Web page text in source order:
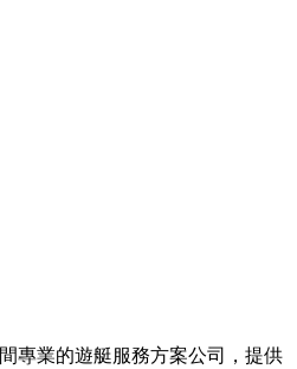
間專業的遊艇服務方案公司，提供